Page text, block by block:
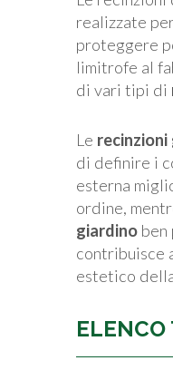
realizzate
proteggere
limitrofe al
di vari tipi di
Le
di definire i
esterna
ordine,
giardino
contribuisce
estetico
ELENCO